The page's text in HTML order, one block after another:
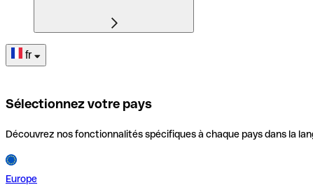
fr
Sélectionnez votre pays
Découvrez nos fonctionnalités spécifiques à chaque pays dans la
Europe